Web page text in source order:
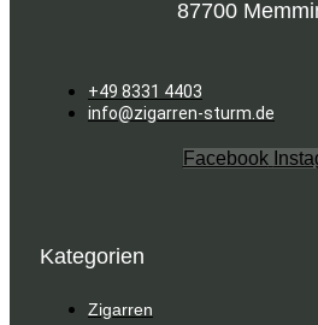
87700
+49 8331 4403
info@zigarren-sturm.de
Facebook
Kategorien
Zigarren